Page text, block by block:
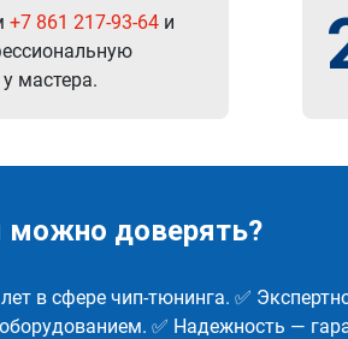
+7 861 217-93-64 и
мастера.
можно доверять?
в сфере чип-тюнинга. ✅
✅ Надежность —